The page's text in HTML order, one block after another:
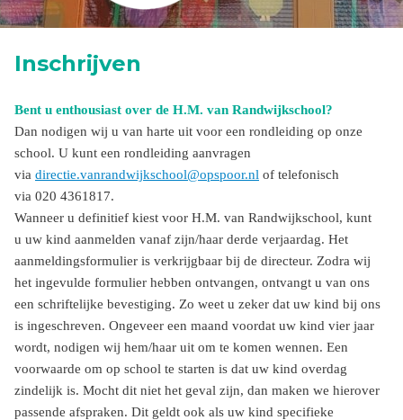
Inschrijven
Bent u enthousiast over de H.M. van Randwijkschool?
Dan nodigen wij u van harte uit voor een rondleiding op onze
school. U kunt een rondleiding aanvragen
via directie.vanrandwijkschool@opspoor.nl of telefonisch
via 020 4361817.
Wanneer u definitief kiest voor H.M. van Randwijkschool, kunt
u uw kind aanmelden vanaf zijn/haar derde verjaardag. Het
aanmeldingsformulier is verkrijgbaar bij de directeur. Zodra wij
het ingevulde formulier hebben ontvangen, ontvangt u van ons
een schriftelijke bevestiging. Zo weet u zeker dat uw kind bij ons
is ingeschreven. Ongeveer een maand voordat uw kind vier jaar
wordt, nodigen wij hem/haar uit om te komen wennen. Een
voorwaarde om op school te starten is dat uw kind overdag
zindelijk is. Mocht dit niet het geval zijn, dan maken we hierover
passende afspraken. Dit geldt ook als uw kind specifieke